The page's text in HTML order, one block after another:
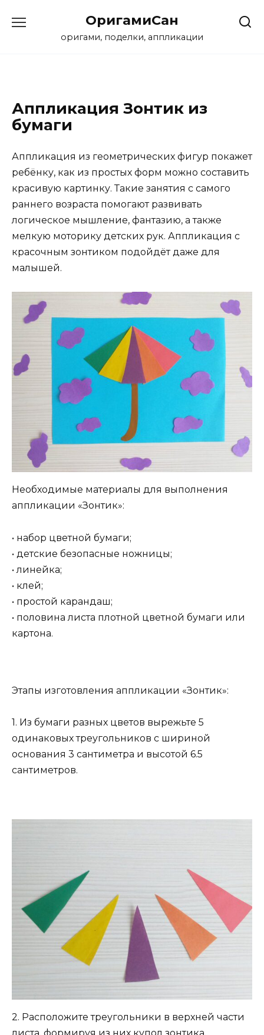
содержанию
ОригамиСан
оригами, поделки, аппликации
Аппликация Зонтик из
бумаги
Аппликация из геометрических фигур покажет
ребёнку, как из простых форм можно составить
красивую картинку. Такие занятия с самого
раннего возраста помогают развивать
логическое мышление, фантазию, а также
мелкую моторику детских рук. Аппликация с
красочным зонтиком подойдёт даже для
малышей.
Необходимые материалы для выполнения
аппликации «Зонтик»:
• набор цветной бумаги;
• детские безопасные ножницы;
• линейка;
• клей;
• простой карандаш;
• половина листа плотной цветной бумаги или
картона.
Этапы изготовления аппликации «Зонтик»:
1. Из бумаги разных цветов вырежьте 5
одинаковых треугольников с шириной
основания 3 сантиметра и высотой 6.5
сантиметров.
2. Расположите треугольники в верхней части